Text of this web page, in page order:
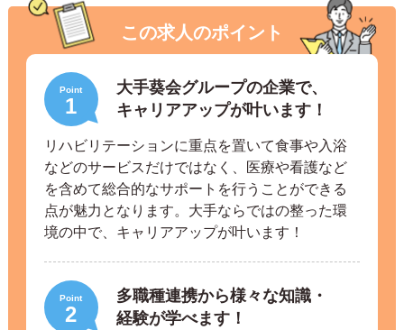
この求人のポイント
Point
1
大手葵会グループの企業で、
キャリアアップが叶います！
リハビリテーションに重点を置いて食事や入浴
などのサービスだけではなく、医療や看護など
を含めて総合的なサポートを行うことができる
点が魅力となります。大手ならではの整った環
境の中で、キャリアアップが叶います！
Point
2
多職種連携から様々な知識・
経験が学べます！